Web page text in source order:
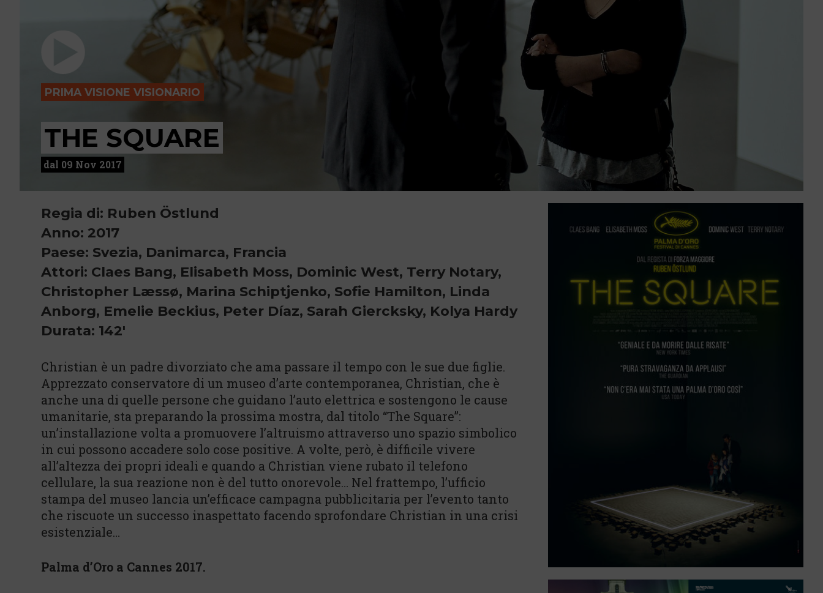
PRIMA VISIONE VISIONARIO
THE SQUARE
dal 09 Nov 2017
Regia di: Ruben Östlund
Anno: 2017
Paese: Svezia, Danimarca, Francia
Attori: Claes Bang, Elisabeth Moss, Dominic West, Terry Notary,
Christopher Læssø, Marina Schiptjenko, Sofie Hamilton, Linda
Anborg, Emelie Beckius, Peter Díaz, Sarah Giercksky, Kolya Hardy
Durata: 142'
Christian è un padre divorziato che ama passare il tempo con le sue due figlie.
Apprezzato conservatore di un museo d’arte contemporanea, Christian, che è
anche una di quelle persone che guidano l’auto elettrica e sostengono le cause
umanitarie, sta preparando la prossima mostra, dal titolo “The Square”:
un’installazione volta a promuovere l’altruismo attraverso uno spazio simbolico
in cui possono accadere solo cose positive. A volte, però, è difficile vivere
all’altezza dei propri ideali e quando a Christian viene rubato il telefono
cellulare, la sua reazione non è del tutto onorevole… Nel frattempo, l’ufficio
stampa del museo lancia un’efficace campagna pubblicitaria per l’evento tanto
che riscuote un successo inaspettato facendo sprofondare Christian in una crisi
esistenziale…
Palma d’Oro a Cannes 2017.